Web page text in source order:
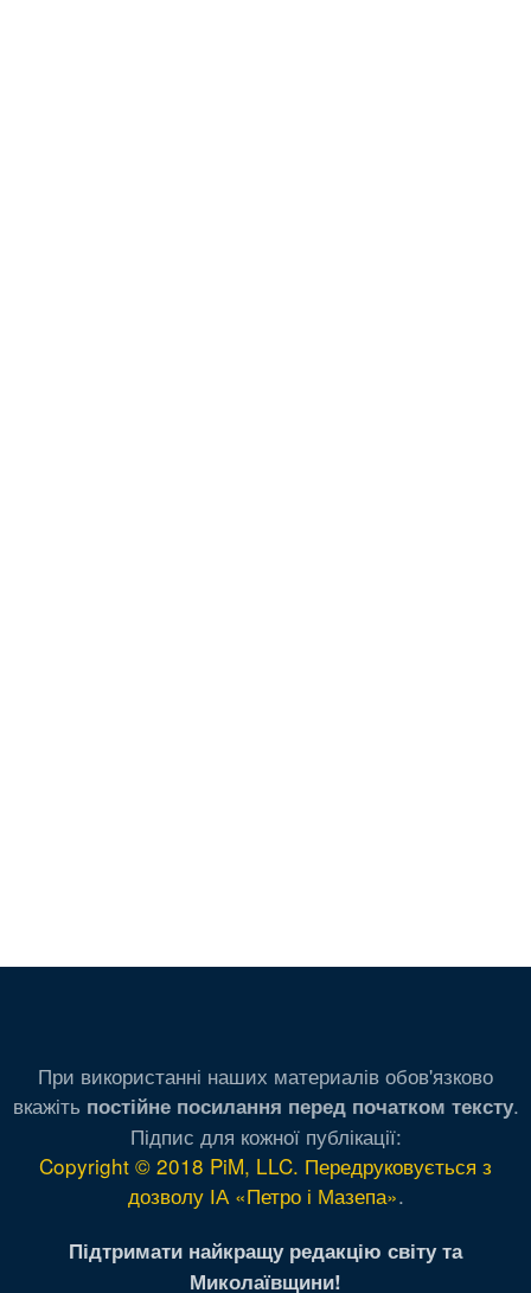
При використанні наших материалів обов'язково
вкажіть постійне посилання перед початком тексту.
Підпис для кожної публікації:
Copyright © 2018 PiM, LLC. Передруковується з
дозволу ІА «Петро і Мазепа».
Підтримати найкращу редакцію світу та
Миколаївщини!